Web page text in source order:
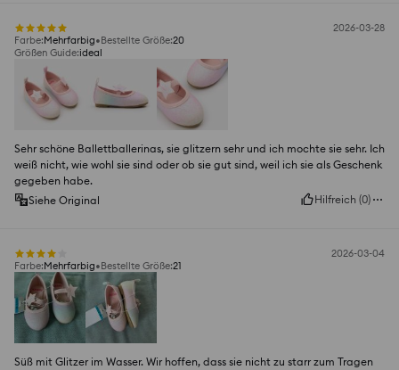
2026-03-28
Farbe:Mehrfarbig Bestellte Größe:20
Größen Guide:ideal
Sehr schöne Ballettballerinas, sie glitzern sehr und ich mochte sie sehr. Ich
weiß nicht, wie wohl sie sind oder ob sie gut sind, weil ich sie als Geschenk
gegeben habe.
Siehe Original
Hilfreich (0)
2026-03-04
Farbe:Mehrfarbig Bestellte Größe:21
Süß mit Glitzer im Wasser. Wir hoffen, dass sie nicht zu starr zum Tragen